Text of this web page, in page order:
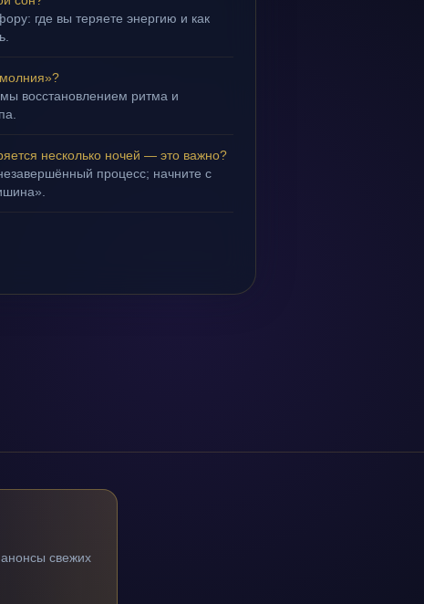
где вы теряете энергию и как
восстановлением ритма и
несколько ночей — это важно?
процесс; начните с
свежих